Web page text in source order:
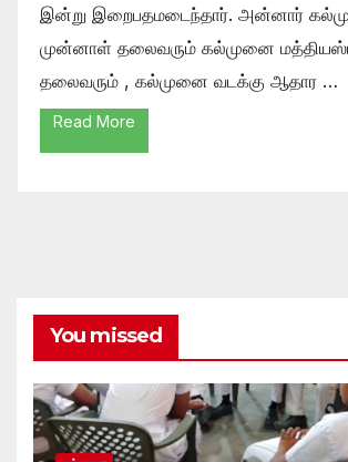
இன்று இறைபதமடைந்தார். அன்னார்
முன்னாள் தலைவரும் கல்முனை
தலைவரும் , கல்முனை வடக்கு ஆதார …
Read More
You missed